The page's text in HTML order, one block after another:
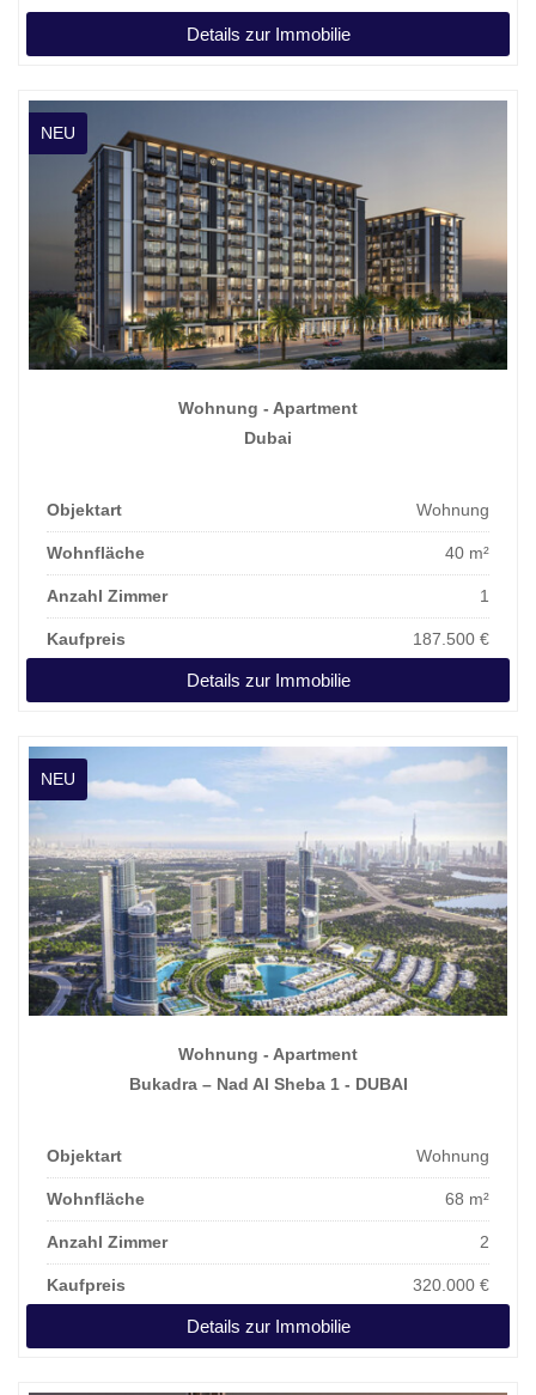
Details zur Immobilie
NEU
Wohnung - Apartment
Dubai
Objektart Wohnung
Wohnfläche 40 m²
Anzahl Zimmer 1
Kaufpreis 187.500 €
Details zur Immobilie
NEU
Wohnung - Apartment
Bukadra – Nad Al Sheba 1 - DUBAI
Objektart Wohnung
Wohnfläche 68 m²
Anzahl Zimmer 2
Kaufpreis 320.000 €
Details zur Immobilie